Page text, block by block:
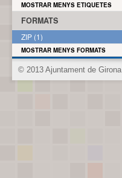
MOSTRAR MENYS ETIQUETES
FORMATS
ZIP (1)
MOSTRAR MENYS FORMATS
© 2013 Ajuntament de Girona